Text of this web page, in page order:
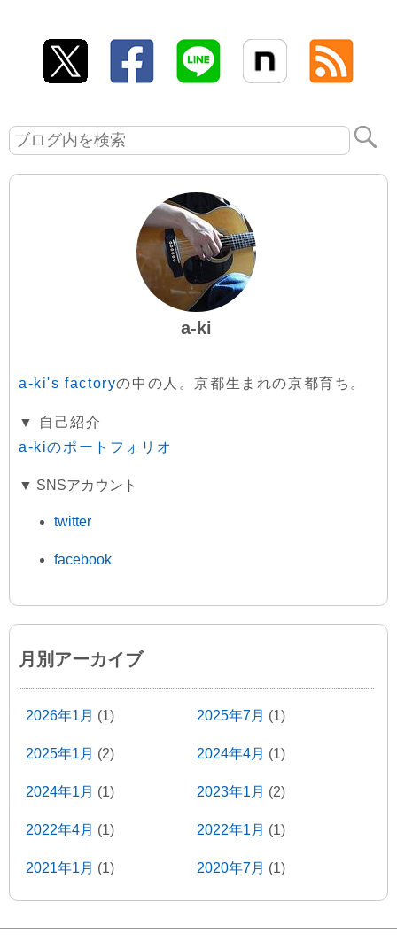
a-ki
a-ki's factoryの中の人。京都生まれの京都育ち。
▼ 自己紹介
a-kiのポートフォリオ
▼ SNSアカウント
twitter
facebook
月別アーカイブ
2026年1月 (1) 2025年7月 (1)
2025年1月 (2) 2024年4月 (1)
2024年1月 (1) 2023年1月 (2)
2022年4月 (1) 2022年1月 (1)
2021年1月 (1) 2020年7月 (1)
2020年1月(2) 2019年5月(2)